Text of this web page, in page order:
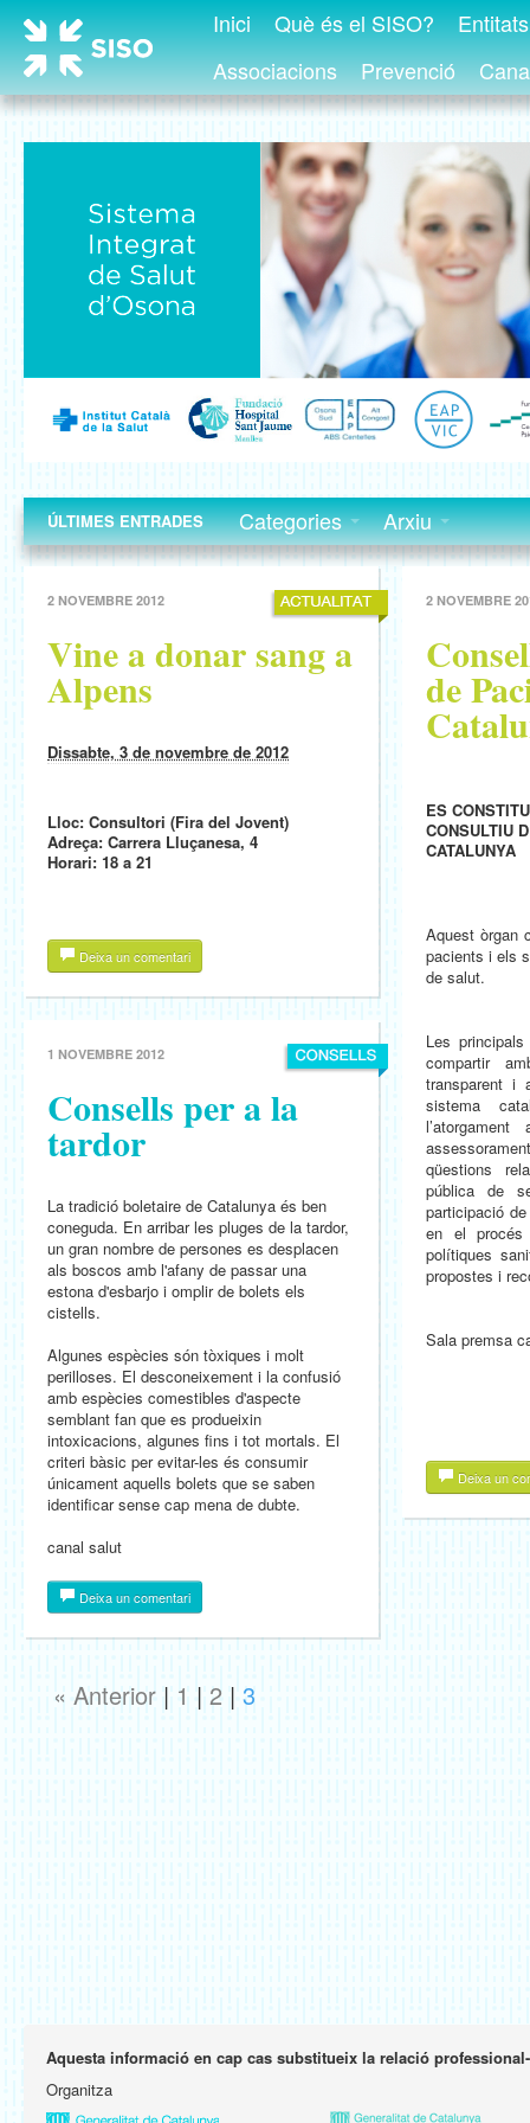
Inici Què és el SISO?
Associacions
Prevenció
ÚLTIMES ENTRADES Categories Arxiu
2 NOVEMBRE 2012
Vine a donar sang a
Alpens
Dissabte, 3 de novembre de 2012
Lloc: Consultori (Fira del Jovent)
Adreça: Carrera Lluçanesa, 4
Horari: 18 a 21
Deixa un comentari
1 NOVEMBRE 2012
Consells per a la
tardor
La tradició boletaire de Catalunya és ben
coneguda. En arribar les pluges de la tardor,
un gran nombre de persones es desplacen
als boscos amb l'afany de passar una
estona d'esbarjo i omplir de bolets els
cistells.
Algunes espècies són tòxiques i molt
perilloses. El desconeixement i la confusió
amb espècies comestibles d'aspecte
semblant fan que es produeixin
intoxicacions, algunes fins i tot mortals. El
criteri bàsic per evitar-les és consumir
únicament aquells bolets que se saben
identificar sense cap mena de dubte.
canal salut
Deixa un comentari
2 NOVEMBRE
de
ES
CONSULTIU
CATALUNYA
Aquest òrgan
pacients i els
de salut.
Les
compartir
transparent i
sistema
qüestions
pública de
participació
en el procés
polítiques
propostes i
Sala premsa
Deixa un
« Anterior | 1 | 2 | 3
Aquesta informació en cap cas substitueix la relació
Organitza